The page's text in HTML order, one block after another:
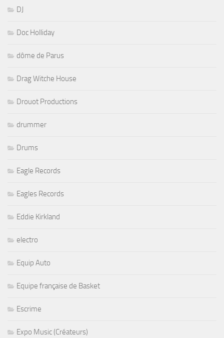
DJ
Doc Holliday
dôme de Parus
Drag Witche House
Drouot Productions
drummer
Drums
Eagle Records
Eagles Records
Eddie Kirkland
electro
Equip Auto
Equipe française de Basket
Escrime
Expo Music (Créateurs)